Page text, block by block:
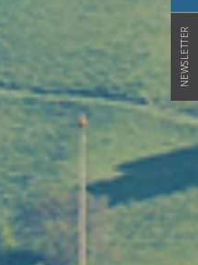
NEWSLETTER